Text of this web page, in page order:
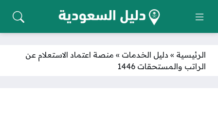
الرئيسية » دليل الخدمات » منصة اعتماد الاستعلام عن
الراتب والمستحقات 1446